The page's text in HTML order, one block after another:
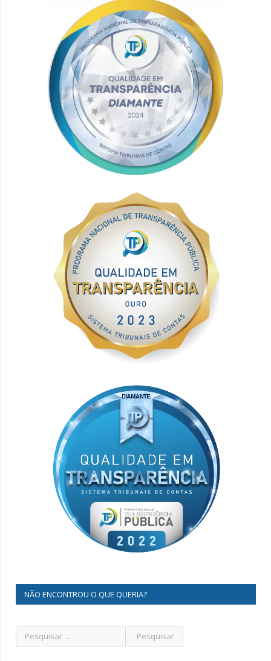
NÃO ENCONTROU O QUE QUERIA?